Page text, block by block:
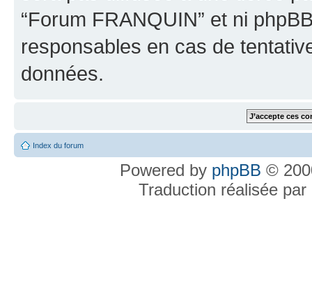
“Forum FRANQUIN” et ni
responsables en cas de
données.
Index du forum
Powered by phpBB ©
Traduction réalisée par